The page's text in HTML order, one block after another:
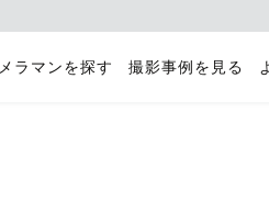
ラマンを探す 撮影事例を見る